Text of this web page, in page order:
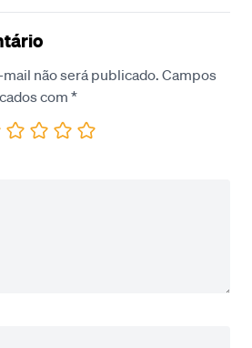
não será publicado. Campos
com *